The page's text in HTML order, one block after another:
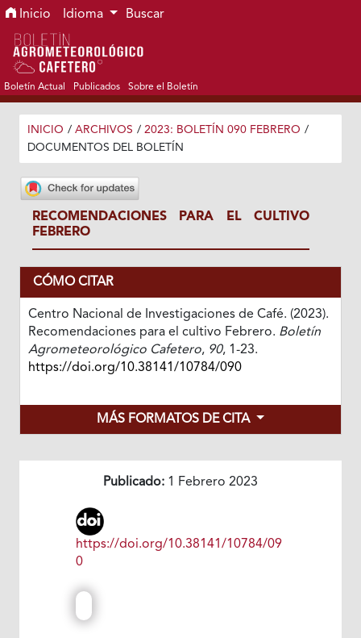
Ir al menú de navegación principal
Ir al contenido principal
Ir al pie de página del sitio
Inicio Idioma Buscar
Boletín Actual Publicados Sobre el Boletín
INICIO / ARCHIVOS / 2023: BOLETÍN 090 FEBRERO /
DOCUMENTOS DEL BOLETÍN
RECOMENDACIONES PARA EL CULTIVO
FEBRERO
CÓMO CITAR
Centro Nacional de Investigaciones de Café. (2023).
Recomendaciones para el cultivo Febrero. Boletín
Agrometeorológico Cafetero, 90, 1-23.
https://doi.org/10.38141/10784/090
MÁS FORMATOS DE CITA
Publicado: 1 Febrero 2023
https://doi.org/10.38141/10784/09
0